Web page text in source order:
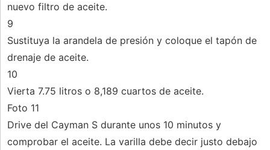
nuevo filtro de aceite.
9
Sustituya la arandela de presión y coloque el tapón de
drenaje de aceite.
10
Vierta 7.75 litros o 8,189 cuartos de aceite.
Foto 11
Drive del Cayman S durante unos 10 minutos y
comprobar el aceite. La varilla debe decir justo debajo